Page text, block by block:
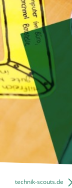
Gewinner
Partner
Über uns
News Archiv
technik-scouts.de